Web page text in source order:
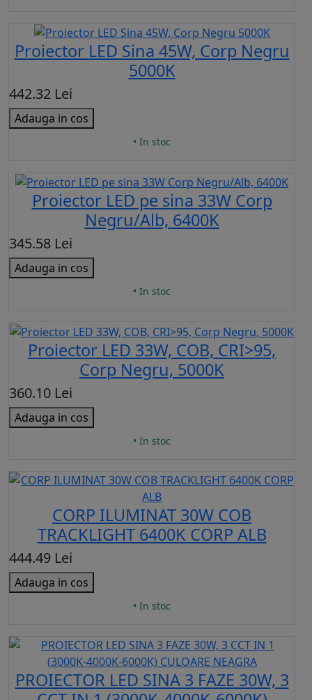
Proiector LED Sina 45W, Corp Negru
5000K
442.32 Lei
Adauga in cos
• In stoc
Proiector LED pe sina 33W Corp
Negru/Alb, 6400K
345.58 Lei
Adauga in cos
• In stoc
Proiector LED 33W, COB, CRI>95,
Corp Negru, 5000K
360.10 Lei
Adauga in cos
• In stoc
CORP ILUMINAT 30W COB
TRACKLIGHT 6400K CORP ALB
444.49 Lei
Adauga in cos
• In stoc
PROIECTOR LED SINA 3 FAZE 30W, 3